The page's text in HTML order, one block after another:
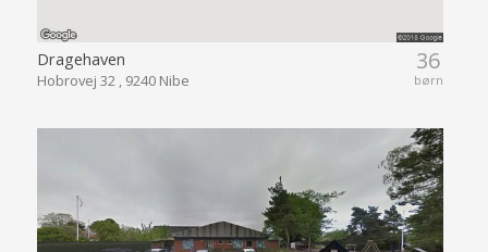
36
børn
Dragehaven
Hobrovej 32 , 9240 Nibe